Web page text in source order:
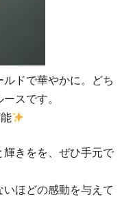
ドで華やかに。どち
スです。
きをを、ぜひ手元で
ほどの感動を与えて